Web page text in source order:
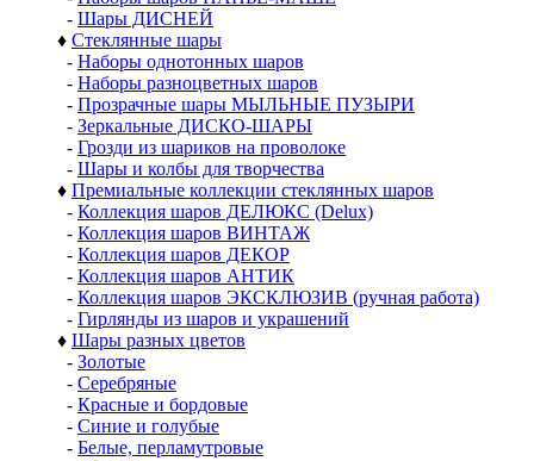
- Шары ДИСНЕЙ
♦ Стеклянные шары
- Наборы однотонных шаров
- Наборы разноцветных шаров
- Прозрачные шары МЫЛЬНЫЕ ПУЗЫРИ
- Зеркальные ДИСКО-ШАРЫ
- Грозди из шариков на проволоке
- Шары и колбы для творчества
♦ Премиальные коллекции стеклянных шаров
- Коллекция шаров ДЕЛЮКС (Delux)
- Коллекция шаров ВИНТАЖ
- Коллекция шаров ДЕКОР
- Коллекция шаров АНТИК
- Коллекция шаров ЭКСКЛЮЗИВ (ручная работа)
- Гирлянды из шаров и украшений
♦ Шары разных цветов
- Золотые
- Серебряные
- Красные и бордовые
- Синие и голубые
- Белые, перламутровые